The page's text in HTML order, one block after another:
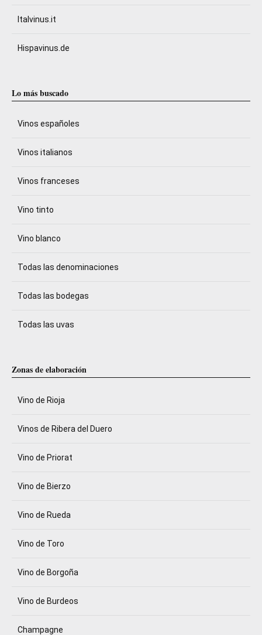
Italvinus.it
Hispavinus.de
Lo más buscado
Vinos españoles
Vinos italianos
Vinos franceses
Vino tinto
Vino blanco
Todas las denominaciones
Todas las bodegas
Todas las uvas
Zonas de elaboración
Vino de Rioja
Vinos de Ribera del Duero
Vino de Priorat
Vino de Bierzo
Vino de Rueda
Vino de Toro
Vino de Borgoña
Vino de Burdeos
Champagne